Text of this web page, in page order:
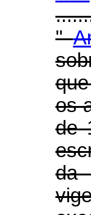
"
os
de
da